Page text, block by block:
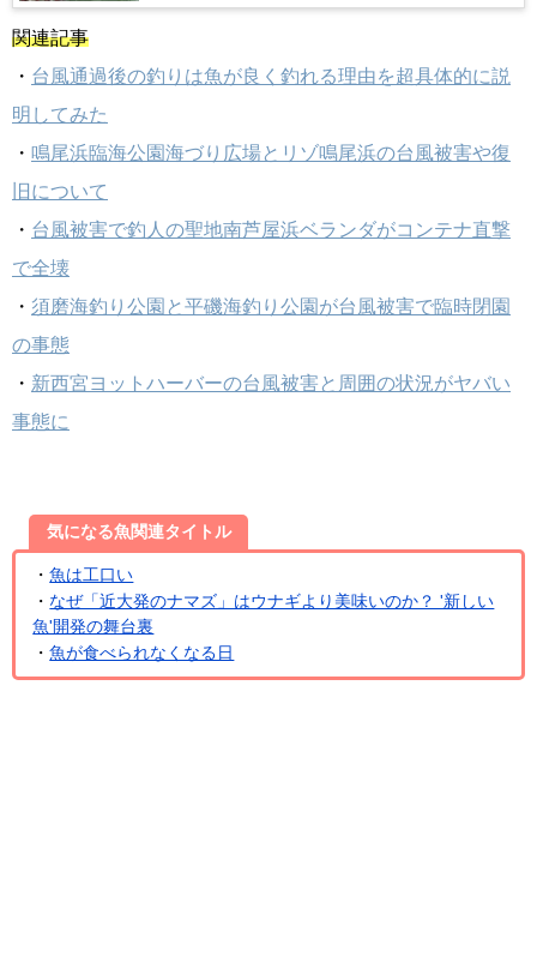
関連記事
・ 台風通過後の釣りは魚が良く釣れる理由を超具体的に説
明してみた
・ 鳴尾浜臨海公園海づり広場とリゾ鳴尾浜の台風被害や復
旧について
・ 台風被害で釣人の聖地南芦屋浜ベランダがコンテナ直撃
で全壊
・ 須磨海釣り公園と平磯海釣り公園が台風被害で臨時閉園
の事態
・ 新西宮ヨットハーバーの台風被害と周囲の状況がヤバい
事態に
気になる魚関連タイトル
・魚は工口い
・ なぜ「近大発のナマズ」はウナギより美味いのか？ '新しい
魚'開発の舞台裏
・魚が食べられなくなる日